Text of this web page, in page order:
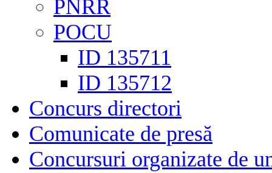
PNRR
POCU
ID 135711
ID 135712
Concurs directori
Comunicate de presă
Concursuri organizate de